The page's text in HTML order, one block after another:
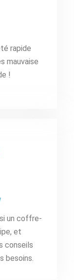
rapide
mauvaise
!
un coffre-
et
conseils
besoins.